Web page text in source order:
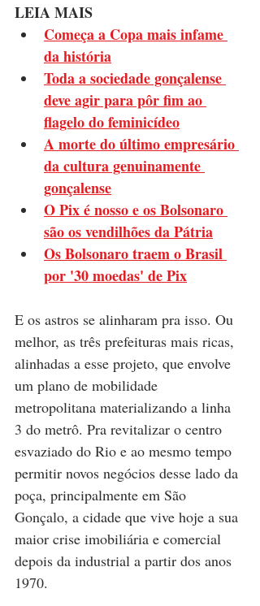
LEIA MAIS
Começa a Copa mais infame
da história
Toda a sociedade gonçalense
deve agir para pôr fim ao
flagelo do feminicídeo
A morte do último empresário
da cultura genuinamente
gonçalense
O Pix é nosso e os Bolsonaro
são os vendilhões da Pátria
Os Bolsonaro traem o Brasil
por '30 moedas' de Pix
E os astros se alinharam pra isso. Ou
melhor, as três prefeituras mais ricas,
alinhadas a esse projeto, que envolve
um plano de mobilidade
metropolitana materializando a linha
3 do metrô. Pra revitalizar o centro
esvaziado do Rio e ao mesmo tempo
permitir novos negócios desse lado da
poça, principalmente em São
Gonçalo, a cidade que vive hoje a sua
maior crise imobiliária e comercial
depois da industrial a partir dos anos
1970.